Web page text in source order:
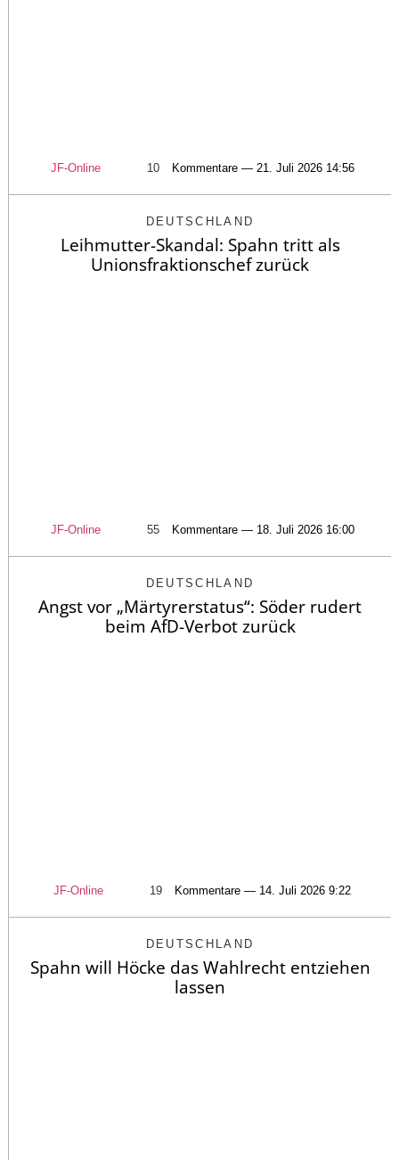
JF-Online 10 Kommentare — 21. Juli 2026 14:56
DEUTSCHLAND
Leihmutter-Skandal: Spahn tritt als
Unionsfraktionschef zurück
JF-Online 55 Kommentare — 18. Juli 2026 16:00
DEUTSCHLAND
Angst vor „Märtyrerstatus“: Söder rudert
beim AfD-Verbot zurück
JF-Online 19 Kommentare — 14. Juli 2026 9:22
DEUTSCHLAND
Spahn will Höcke das Wahlrecht entziehen
lassen